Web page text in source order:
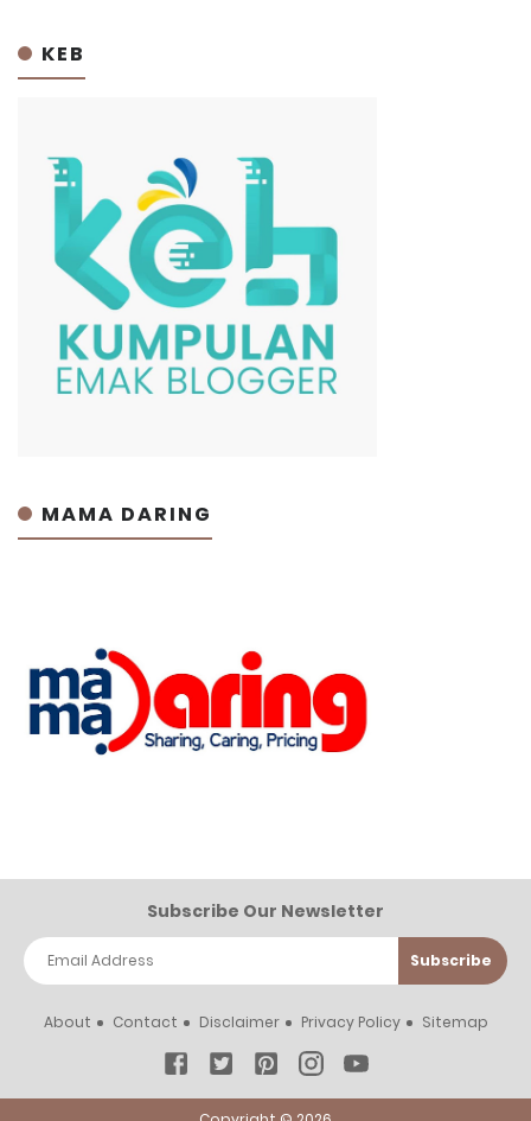
KEB
MAMA DARING
Subscribe Our Newsletter
About Contact Disclaimer Privacy Policy Sitemap